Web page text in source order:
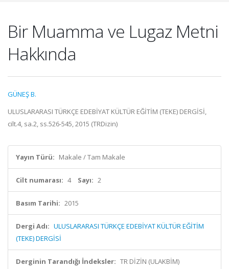
Bir Muamma ve Lugaz Metni
Hakkında
GÜNEŞ B.
ULUSLARARASI TÜRKÇE EDEBİYAT KÜLTÜR EĞİTİM (TEKE) DERGİSİ,
cilt.4, sa.2, ss.526-545, 2015 (TRDizin)
Yayın Türü: Makale / Tam Makale
Cilt numarası: 4 Sayı: 2
Basım Tarihi: 2015
Dergi Adı: ULUSLARARASI TÜRKÇE EDEBİYAT KÜLTÜR EĞİTİM
(TEKE) DERGİSİ
Derginin Tarandığı İndeksler: TR DİZİN (ULAKBİM)